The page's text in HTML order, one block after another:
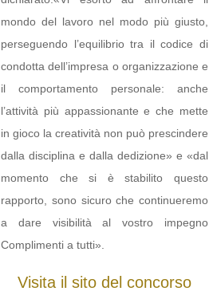
mondo del lavoro nel modo più giusto,
perseguendo l’equilibrio tra il codice di
condotta dell’impresa o organizzazione e
il comportamento personale: anche
l’attività più appassionante e che mette
in gioco la creatività non può prescindere
dalla disciplina e dalla dedizione» e «dal
momento che si è stabilito questo
rapporto, sono sicuro che continueremo
a dare visibilità al vostro impegno
Complimenti a tutti».
Visita il sito del concorso